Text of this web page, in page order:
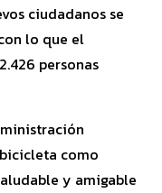
ciudadanos se
lo que el
personas
como
y amigable